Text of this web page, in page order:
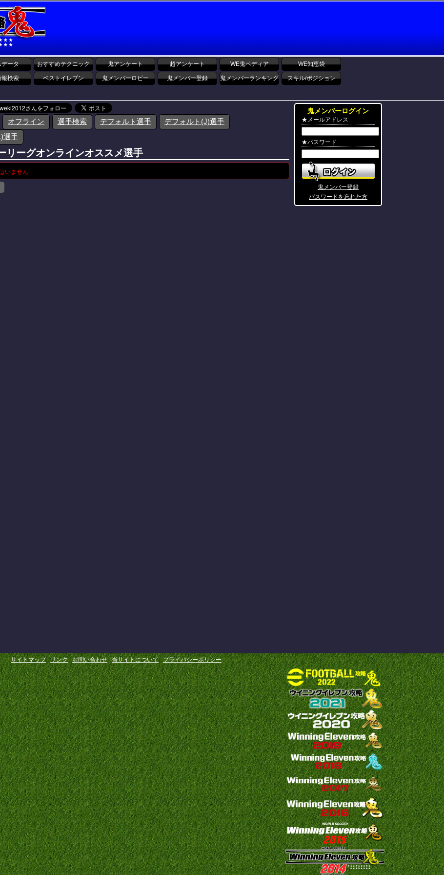
データ おすすめテクニック 鬼アンケート 超アンケート WE鬼ペディア WE知恵袋
報検索 ベストイレブン 鬼メンバーロビー 鬼メンバー登録 鬼メンバーランキング スキル/ポジション
オフライン 選手検索 デフォルト選手
デフォルト(J)選手
選手
リーグオンラインオススメ選手
いません
鬼メンバーログイン
★メールアドレス
★パスワード
鬼メンバー登録
パスワードを忘れた方
サイトマップ リンク お問い合わせ 当サイトについて プライバシーポリシー